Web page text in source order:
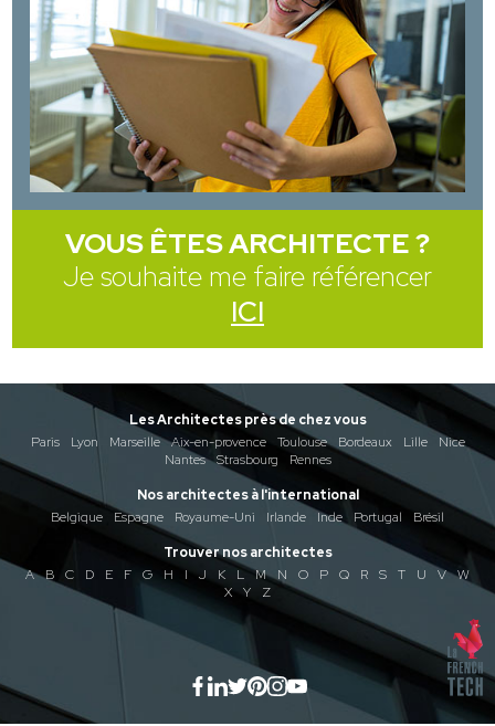
VOUS ÊTES ARCHITECTE ?
Je souhaite me faire référencer
ICI
Les Architectes près de chez vous
Paris
Lyon Marseille Aix-en-provence Toulouse Bordeaux Lille
Nice
Nantes
Strasbourg
Rennes
Nos architectes à l'international
Belgique
Espagne Royaume-Uni Irlande Inde Portugal
Brésil
Trouver nos architectes
A
B C D E F G H I J K L M N O P Q R S T U V
W
X
Y Z